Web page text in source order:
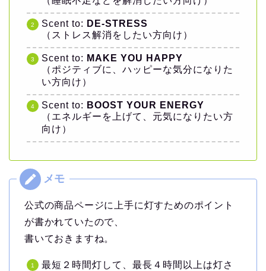
Scent to: DE-STRESS
（ストレス解消をしたい方向け）
Scent to: MAKE YOU HAPPY
（ポジティブに、ハッピーな気分になりた
い方向け）
Scent to: BOOST YOUR ENERGY
（エネルギーを上げて、元気になりたい方
向け）
公式の商品ページに上手に灯すためのポイント
が書かれていたので、
書いておきますね。
最短２時間灯して、最長４時間以上は灯さ